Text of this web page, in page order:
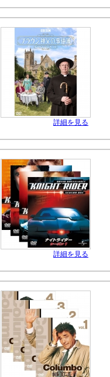
詳細を見る
詳細を見る